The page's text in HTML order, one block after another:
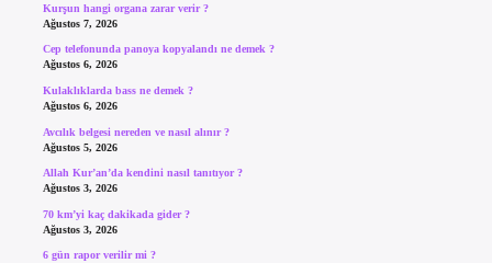
Kurşun hangi organa zarar verir ?
Ağustos 7, 2026
Cep telefonunda panoya kopyalandı ne demek ?
Ağustos 6, 2026
Kulaklıklarda bass ne demek ?
Ağustos 6, 2026
Avcılık belgesi nereden ve nasıl alınır ?
Ağustos 5, 2026
Allah Kur’an’da kendini nasıl tanıtıyor ?
Ağustos 3, 2026
70 km’yi kaç dakikada gider ?
Ağustos 3, 2026
6 gün rapor verilir mi ?